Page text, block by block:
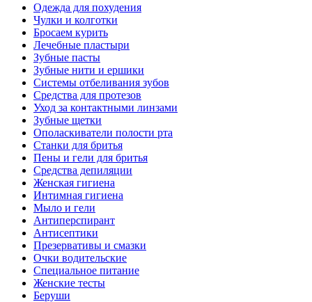
Одежда для похудения
Чулки и колготки
Бросаем курить
Лечебные пластыри
Зубные пасты
Зубные нити и ершики
Системы отбеливания зубов
Средства для протезов
Уход за контактными линзами
Зубные щетки
Ополаскиватели полости рта
Станки для бритья
Пены и гели для бритья
Средства депиляции
Женская гигиена
Интимная гигиена
Мыло и гели
Антиперспирант
Антисептики
Презервативы и смазки
Очки водительские
Специальное питание
Женские тесты
Беруши